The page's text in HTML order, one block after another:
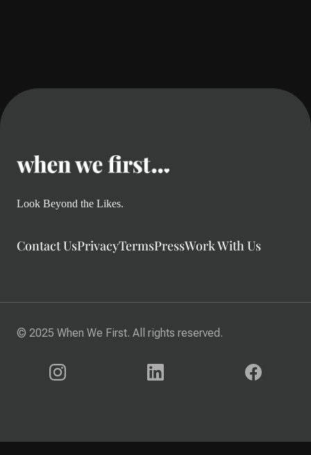
Look Beyond the Likes.
Contact UsPrivacyTermsPressWork With Us
© 2025 When We First. All rights reserved.